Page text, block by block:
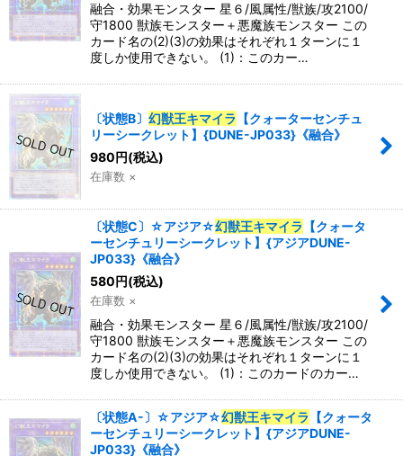
融合・効果モンスター 星６/風属性/獣族/攻2100/
守1800 獣族モンスター＋悪魔族モンスター この
カード名の(2)(3)の効果はそれぞれ１ターンに１
度しか使用できない。 (1)：このカー…
〔状態B〕 幻獣王キマイラ 【クォーターセンチュ
リーシークレット】{DUNE-JP033}《融合》
980円(税込)
在庫数 ×
〔状態C〕☆アジア☆幻獣王キマイラ 【クォータ
ーセンチュリーシークレット】{アジアDUNE-
JP033}《融合》
580円(税込)
在庫数 ×
融合・効果モンスター 星６/風属性/獣族/攻2100/
守1800 獣族モンスター＋悪魔族モンスター この
カード名の(2)(3)の効果はそれぞれ１ターンに１
度しか使用できない。 (1)：このカードのカー…
〔状態A-〕☆アジア☆幻獣王キマイラ 【クォータ
ーセンチュリーシークレット】{アジアDUNE-
JP033}《融合》